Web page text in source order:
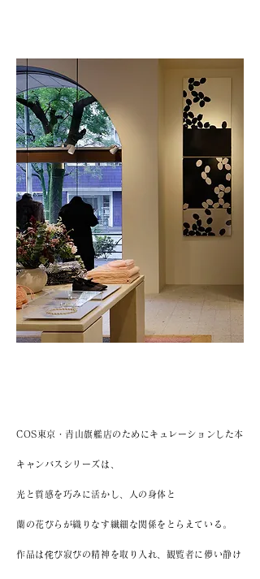
COS東京・青山旗艦店のためにキュレーションした本
キャンバスシリーズは、
光と質感を巧みに活かし、人の身体と
蘭の花びらが織りなす繊細な 関係をとらえている。
作品は侘び寂びの精神を取り入れ、観覧者に儚い静け